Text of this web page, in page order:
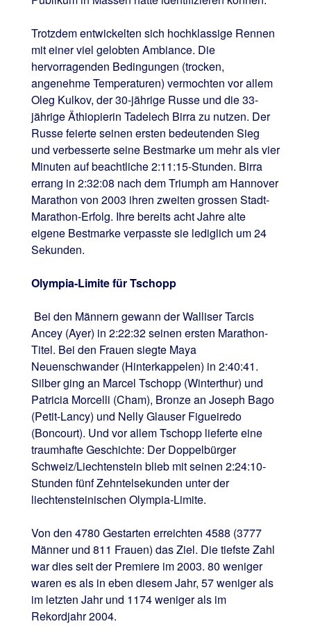
Trotzdem entwickelten sich hochklassige Rennen
mit einer viel gelobten Ambiance. Die
hervorragenden Bedingungen (trocken,
angenehme Temperaturen) vermochten vor allem
Oleg Kulkov, der 30-jährige Russe und die 33-
jährige Äthiopierin Tadelech Birra zu nutzen. Der
Russe feierte seinen ersten bedeutenden Sieg
und verbesserte seine Bestmarke um mehr als vier
Minuten auf beachtliche 2:11:15-Stunden. Birra
errang in 2:32:08 nach dem Triumph am Hannover
Marathon von 2003 ihren zweiten grossen Stadt-
Marathon-Erfolg. Ihre bereits acht Jahre alte
eigene Bestmarke verpasste sie lediglich um 24
Sekunden.
Olympia-Limite für Tschopp
Bei den Männern gewann der Walliser Tarcis
Ancey (Ayer) in 2:22:32 seinen ersten Marathon-
Titel. Bei den Frauen siegte Maya
Neuenschwander (Hinterkappelen) in 2:40:41.
Silber ging an Marcel Tschopp (Winterthur) und
Patricia Morcelli (Cham), Bronze an Joseph Bago
(Petit-Lancy) und Nelly Glauser Figueiredo
(Boncourt). Und vor allem Tschopp lieferte eine
traumhafte Geschichte: Der Doppelbürger
Schweiz/Liechtenstein blieb mit seinen 2:24:10-
Stunden fünf Zehntelsekunden unter der
liechtensteinischen Olympia-Limite.
Von den 4780 Gestarten erreichten 4588 (3777
Männer und 811 Frauen) das Ziel. Die tiefste Zahl
war dies seit der Premiere im 2003. 80 weniger
waren es als in eben diesem Jahr, 57 weniger als
im letzten Jahr und 1174 weniger als im
Rekordjahr 2004.